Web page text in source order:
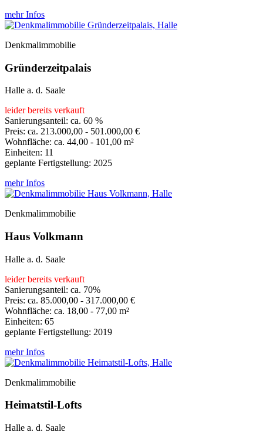
mehr Infos
Denkmalimmobilie
Gründerzeitpalais
Halle a. d. Saale
leider bereits verkauft
Sanierungsanteil: ca. 60 %
Preis: ca. 213.000,00 - 501.000,00 €
Wohnfläche: ca. 44,00 - 101,00 m²
Einheiten: 11
geplante Fertigstellung: 2025
mehr Infos
Denkmalimmobilie
Haus Volkmann
Halle a. d. Saale
leider bereits verkauft
Sanierungsanteil: ca. 70%
Preis: ca. 85.000,00 - 317.000,00 €
Wohnfläche: ca. 18,00 - 77,00 m²
Einheiten: 65
geplante Fertigstellung: 2019
mehr Infos
Denkmalimmobilie
Heimatstil-Lofts
Halle a. d. Saale